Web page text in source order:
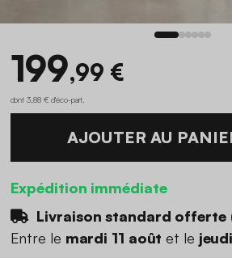
199,99 €
dont 3,88 € d'éco-part
AJOUTER AU
Expédition immédiate
Livraison standard offerte
Entre le mardi 11 août et le